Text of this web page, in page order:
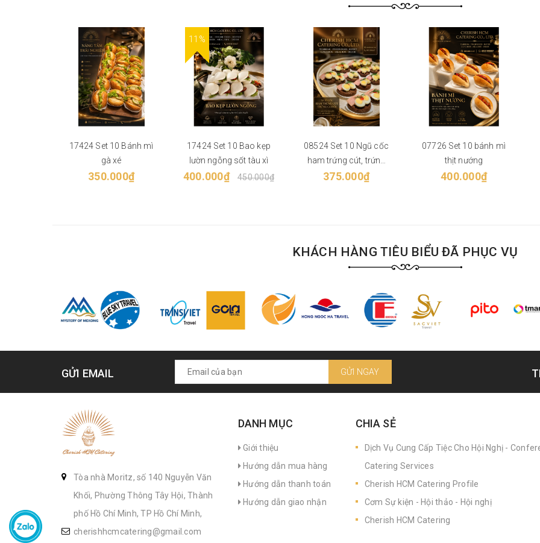
17424 Set 10 Bánh mì
gà xé
350.000₫
11%
17424 Set 10 Bao kẹp
lườn ngỗng sốt tàu xì
400.000₫ 450.000₫
08524 Set 10 Ngũ cốc
ham trứng cút, trứng
cá hồi
375.000₫
07726 Set 10 bánh mì
thịt nướng
400.000₫
KHÁCH HÀNG TIÊU BIỂU ĐÃ PHỤC VỤ
GỬI EMAIL GỬI NGAY
Tòa nhà Moritz, số 140 Nguyễn Văn
Khối, Phường Thông Tây Hội, Thành
phố Hồ Chí Minh, TP Hồ Chí Minh,
cherishhcmcatering@gmail.com
DANH MỤC
Giới thiệu
Hướng dẫn mua hàng
Hướng dẫn thanh toán
Hướng dẫn giao nhận
CHIA SẺ
Dịch Vụ Cung Cấp Tiệc Cho Hội Nghị -
Catering Services
Cherish HCM Catering Profile
Cơm Sự kiện - Hội thảo - Hội nghị
Cherish HCM Catering